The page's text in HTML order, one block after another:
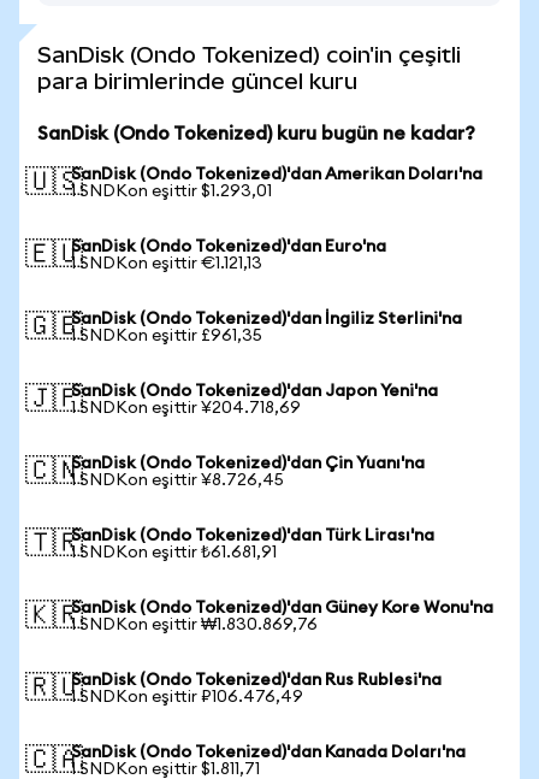
SanDisk (Ondo Tokenized) coin'in çeşitli
para birimlerinde güncel kuru
SanDisk (Ondo Tokenized) kuru bugün ne kadar?
🇺🇸SanDisk (Ondo Tokenized)'dan Amerikan Doları'na
1 SNDKon eşittir $1.293,01
🇪🇺SanDisk (Ondo Tokenized)'dan Euro'na
1 SNDKon eşittir €1.121,13
🇬🇧SanDisk (Ondo Tokenized)'dan İngiliz Sterlini'na
1 SNDKon eşittir £961,35
🇯🇵SanDisk (Ondo Tokenized)'dan Japon Yeni'na
1 SNDKon eşittir ¥204.718,69
🇨🇳SanDisk (Ondo Tokenized)'dan Çin Yuanı'na
1 SNDKon eşittir ¥8.726,45
🇹🇷SanDisk (Ondo Tokenized)'dan Türk Lirası'na
1 SNDKon eşittir ₺61.681,91
🇰🇷SanDisk (Ondo Tokenized)'dan Güney Kore Wonu'na
1 SNDKon eşittir ₩1.830.869,76
🇷🇺SanDisk (Ondo Tokenized)'dan Rus Rublesi'na
1 SNDKon eşittir ₽106.476,49
🇨🇦SanDisk (Ondo Tokenized)'dan Kanada Doları'na
1 SNDKon eşittir $1.811,71